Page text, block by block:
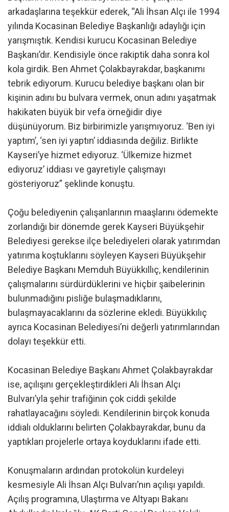
arkadaşlarına teşekkür ederek, “Ali İhsan Alçı ile 1994
yılında Kocasinan Belediye Başkanlığı adaylığı için
yarışmıştık. Kendisi kurucu Kocasinan Belediye
Başkanı’dır. Kendisiyle önce rakiptik daha sonra kol
kola girdik. Ben Ahmet Çolakbayrakdar, başkanımı
tebrik ediyorum. Kurucu belediye başkanı olan bir
kişinin adını bu bulvara vermek, onun adını yaşatmak
hakikaten büyük bir vefa örneğidir diye
düşünüyorum. Biz birbirimizle yarışmıyoruz. ‘Ben iyi
yaptım’, ‘sen iyi yaptın’ iddiasında değiliz. Birlikte
Kayseri’ye hizmet ediyoruz. ‘Ülkemize hizmet
ediyoruz’ iddiası ve gayretiyle çalışmayı
gösteriyoruz” şeklinde konuştu.
Çoğu belediyenin çalışanlarının maaşlarını ödemekte
zorlandığı bir dönemde gerek Kayseri Büyükşehir
Belediyesi gerekse ilçe belediyeleri olarak yatırımdan
yatırıma koştuklarını söyleyen Kayseri Büyükşehir
Belediye Başkanı Memduh Büyükkıllıç, kendilerinin
çalışmalarını sürdürdüklerini ve hiçbir şaibelerinin
bulunmadığını pisliğe bulaşmadıklarını,
bulaşmayacaklarını da sözlerine ekledi. Büyükkılıç
ayrıca Kocasinan Belediyesi’ni değerli yatırımlarından
dolayı teşekkür etti.
Kocasinan Belediye Başkanı Ahmet Çolakbayrakdar
ise, açılışını gerçekleştirdikleri Ali İhsan Alçı
Bulvarı’yla şehir trafiğinin çok ciddi şekilde
rahatlayacağını söyledi. Kendilerinin birçok konuda
iddialı olduklarını belirten Çolakbayrakdar, bunu da
yaptıkları projelerle ortaya koyduklarını ifade etti.
Konuşmaların ardından protokolün kurdeleyi
kesmesiyle Ali İhsan Alçı Bulvarı’nın açılışı yapıldı.
Açılış programına, Ulaştırma ve Altyapı Bakanı